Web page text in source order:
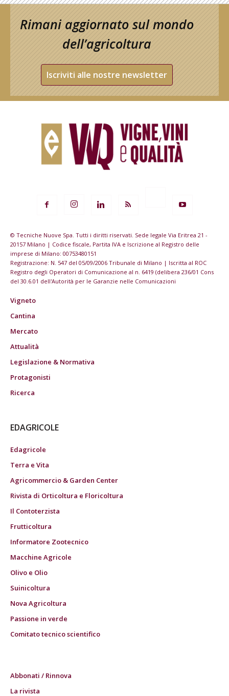
Rimani aggiornato sul mondo
dell’agricoltura
Iscriviti alle nostre newsletter
© Tecniche Nuove Spa. Tutti i diritti riservati. Sede legale Via Eritrea 21 -
20157 Milano | Codice fiscale, Partita IVA e Iscrizione al Registro delle
imprese di Milano: 00753480151
Registrazione: N. 547 del 05/09/2006 Tribunale di Milano | Iscritta al ROC
Registro degli Operatori di Comunicazione al n. 6419 (delibera 236/01 Cons
del 30.6.01 dell'Autorità per le Garanzie nelle Comunicazioni
Vigneto
Cantina
Mercato
Attualità
Legislazione & Normativa
Protagonisti
Ricerca
EDAGRICOLE
Edagricole
Terra e Vita
Agricommercio & Garden Center
Rivista di Orticoltura e Floricoltura
Il Contoterzista
Frutticoltura
Informatore Zootecnico
Macchine Agricole
Olivo e Olio
Suinicoltura
Nova Agricoltura
Passione in verde
Comitato tecnico scientifico
Abbonati / Rinnova
La rivista